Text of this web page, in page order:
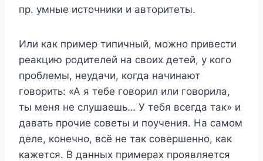
пр. умные источники и авторитеты.
Или как пример типичный, можно привести
реакцию родителей на своих детей, у кого
проблемы, неудачи, когда начинают
говорить: «А я тебе говорил или говорила,
ты меня не слушаешь… У тебя всегда так» и
давать прочие советы и поучения. На самом
деле, конечно, всё не так совершенно, как
кажется. В данных примерах проявляется